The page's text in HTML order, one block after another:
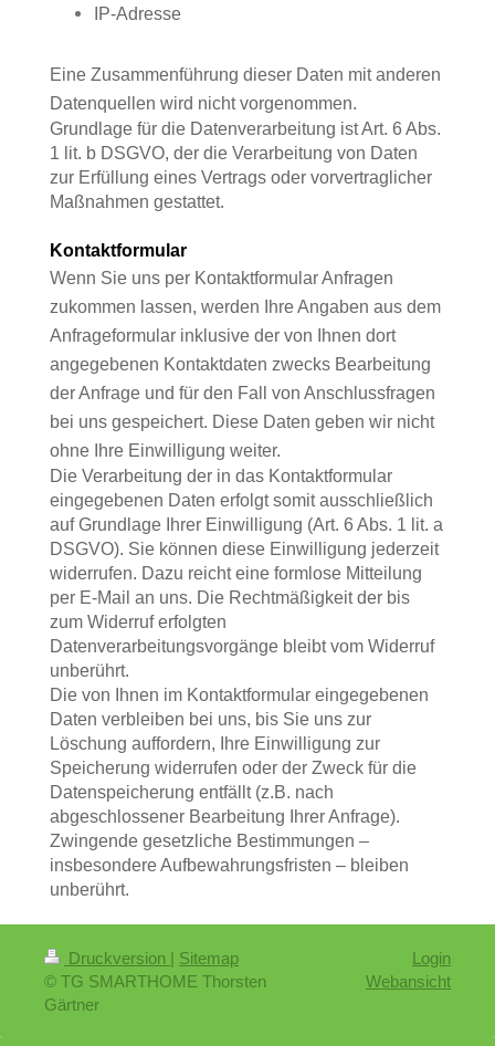
IP-Adresse
Eine Zusammenführung dieser Daten mit anderen
Datenquellen wird nicht vorgenommen.
Grundlage für die Datenverarbeitung ist Art. 6 Abs.
1 lit. b DSGVO, der die Verarbeitung von Daten
zur Erfüllung eines Vertrags oder vorvertraglicher
Maßnahmen gestattet.
Kontaktformular
Wenn Sie uns per Kontaktformular Anfragen
zukommen lassen, werden Ihre Angaben aus dem
Anfrageformular inklusive der von Ihnen dort
angegebenen Kontaktdaten zwecks Bearbeitung
der Anfrage und für den Fall von Anschlussfragen
bei uns gespeichert. Diese Daten geben wir nicht
ohne Ihre Einwilligung weiter.
Die Verarbeitung der in das Kontaktformular
eingegebenen Daten erfolgt somit ausschließlich
auf Grundlage Ihrer Einwilligung (Art. 6 Abs. 1 lit. a
DSGVO). Sie können diese Einwilligung jederzeit
widerrufen. Dazu reicht eine formlose Mitteilung
per E-Mail an uns. Die Rechtmäßigkeit der bis
zum Widerruf erfolgten
Datenverarbeitungsvorgänge bleibt vom Widerruf
unberührt.
Die von Ihnen im Kontaktformular eingegebenen
Daten verbleiben bei uns, bis Sie uns zur
Löschung auffordern, Ihre Einwilligung zur
Speicherung widerrufen oder der Zweck für die
Datenspeicherung entfällt (z.B. nach
abgeschlossener Bearbeitung Ihrer Anfrage).
Zwingende gesetzliche Bestimmungen –
insbesondere Aufbewahrungsfristen – bleiben
unberührt.
Druckversion
Sitemap
© TG SMARTHOME Thorsten
Gärtner
Login
Webansicht